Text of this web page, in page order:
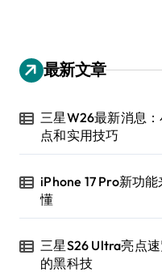
最新文章
三星W26最新消息
点和实用技巧
iPhone 17 Pro新功
懂
三星S26 Ultra亮点
的黑科技